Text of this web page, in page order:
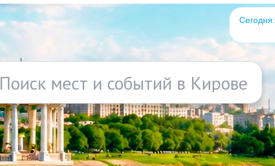
Сегодня:
Поиск мест и событий в Кирове